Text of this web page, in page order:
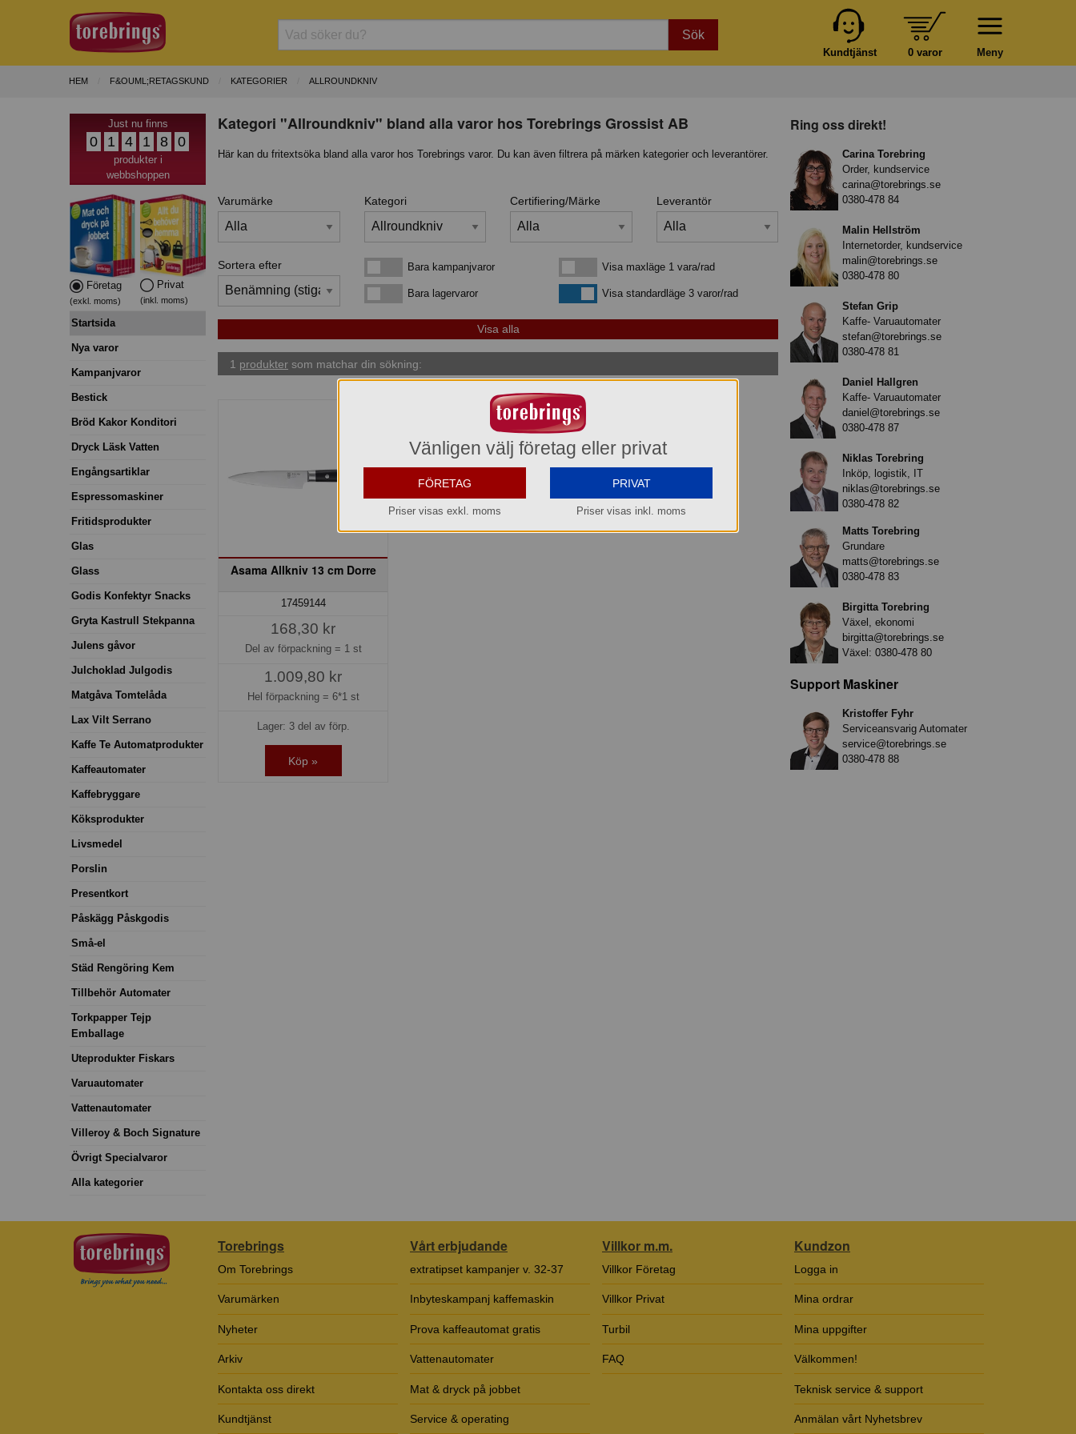
Sök
Meny
0 varor
Kundtjänst
HEM F&OUML;RETAGSKUND KATEGORIER ALLROUNDKNIV
Just nu finns
0 1 4 1 8 0
produkter i
webbshoppen
Företag
(exkl. moms)
Privat
(inkl. moms)
Startsida
Nya varor
Kampanjvaror
Bestick
Bröd Kakor Konditori
Dryck Läsk Vatten
Engångsartiklar
Espressomaskiner
Fritidsprodukter
Glas
Glass
Godis Konfektyr Snacks
Gryta Kastrull Stekpanna
Julens gåvor
Julchoklad Julgodis
Matgåva Tomtelåda
Lax Vilt Serrano
Kaffe Te Automatprodukter
Kaffeautomater
Kaffebryggare
Köksprodukter
Livsmedel
Porslin
Presentkort
Påskägg Påskgodis
Små-el
Städ Rengöring Kem
Tillbehör Automater
Torkpapper Tejp
Emballage
Uteprodukter Fiskars
Varuautomater
Vattenautomater
Villeroy & Boch Signature
Övrigt Specialvaror
Alla kategorier
Kategori "Allroundkniv" bland alla varor hos Torebrings Grossist AB
Här kan du fritextsöka bland alla varor hos Torebrings varor. Du kan även filtrera på märken kategorier och leverantörer.
Varumärke Kategori Certifiering/Märke Leverantör
Sortera efter Bara kampanjvarorBara kampanjvaror
Bara lagervarorBara lagervaror
Visa maxläge 1 vara/rad
Visa maxläge 1 vara/rad
Visa standardlägeVisa standardläge 3 varor/rad
1 produkter som matchar din sökning:
Asama Allkniv 13 cm Dorre
17459144
168,30 kr
Del av förpackning = 1 st
1.009,80 kr
Hel förpackning = 6*1 st
Lager: 3 del av förp.
Köp »
Ring oss direkt!
Carina Torebring
Order, kundservice
carina@torebrings.se
0380-478 84
Malin Hellström
Internetorder, kundservice
malin@torebrings.se
0380-478 80
Stefan Grip
Kaffe- Varuautomater
stefan@torebrings.se
0380-478 81
Daniel Hallgren
Kaffe- Varuautomater
daniel@torebrings.se
0380-478 87
Niklas Torebring
Inköp, logistik, IT
niklas@torebrings.se
0380-478 82
Matts Torebring
Grundare
matts@torebrings.se
0380-478 83
Birgitta Torebring
Växel, ekonomi
birgitta@torebrings.se
Växel: 0380-478 80
Support Maskiner
Kristoffer Fyhr
Serviceansvarig Automater
service@torebrings.se
0380-478 88
Torebrings
Om Torebrings
Varumärken
Nyheter
Arkiv
Kontakta oss direkt
Kundtjänst
Vårt erbjudande
extratipset kampanjer v. 32-37
Inbyteskampanj kaffemaskin
Prova kaffeautomat gratis
Vattenautomater
Mat & dryck på jobbet
Service & operating
Villkor m.m.
Villkor Företag
Villkor Privat
Turbil
FAQ
Kundzon
Logga in
Mina ordrar
Mina uppgifter
Välkommen!
Teknisk service & support
Anmälan vårt Nyhetsbrev
Vänligen välj företag eller privat
FÖRETAG
Priser visas exkl. moms
PRIVAT
Priser visas inkl. moms